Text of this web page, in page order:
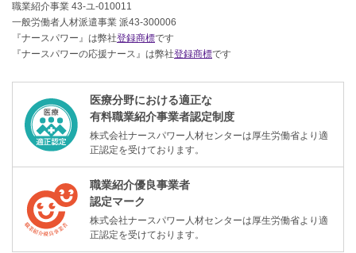
職業紹介事業 43-ユ-010011
一般労働者人材派遣事業 派43-300006
『ナースパワー』は弊社登録商標です
『ナースパワーの応援ナース』は弊社登録商標です
医療分野における適正な
有料職業紹介事業者認定制度
株式会社ナースパワー人材センターは厚生労働省より適
正認定を受けております。
職業紹介優良事業者
認定マーク
株式会社ナースパワー人材センターは厚生労働省より適
正認定を受けております。